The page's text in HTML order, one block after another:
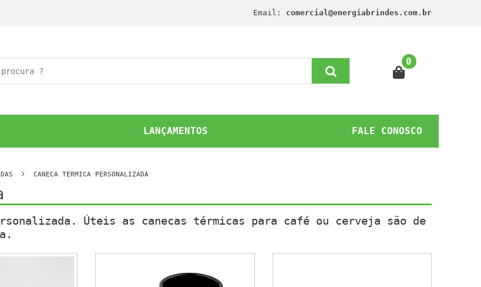
Email: comercial@energiabrindes.com.br
0
LANÇAMENTOS FALE CONOSCO
CANECA TÉRMICA PERSONALIZADA
Úteis as canecas térmicas para café ou cerveja são de